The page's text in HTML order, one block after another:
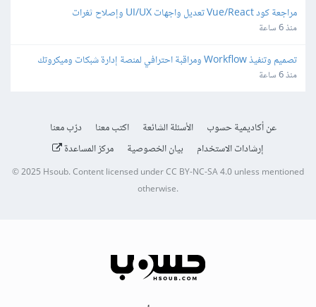
مراجعة كود Vue/React تعديل واجهات UI/UX وإصلاح ثغرات
منذ 6 ساعة
مبنية على Laravel/Radius
منذ 6 ساعة
عن أكاديمية حسوب الأسئلة الشائعة اكتب معنا
درّب معنا
إرشادات الاستخدام
بيان الخصوصية مركز المساعدة
© 2025 Hsoub.Content licensed underCC BY-NC-SA 4.0unless mentioned
otherwise.